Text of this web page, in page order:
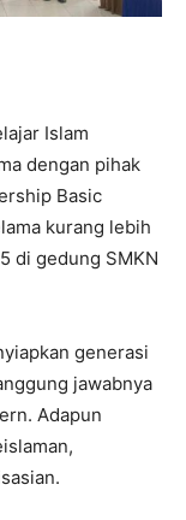
Islam
dengan pihak
Basic
kurang lebih
di gedung SMKN
generasi
jawabnya
Adapun